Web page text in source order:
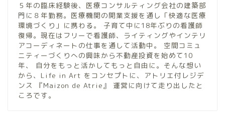
５年の臨床経験後、医療コンサルティング会社の建築部
門に８年勤務。医療機関の開業支援を通し「快適な医療
環境づくり」に携わる。 子育て中に18年ぶりの看護師
復帰。現在はフリーで看護師、ライティングやインテリ
アコーディネートの仕事を通して活動中。 空間コミュ
ニティーづくりへの興味から不動産投資を始めて10
年、 自分をもっと活かしてもっと自由に。そんな想い
から、Life in Art をコンセプトに、アトリエ付レジデ
ンス 『Maizon de Atrie』 運営に向けて走り出したと
ころです。